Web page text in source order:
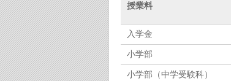
授業料
入学金
小学部
小学部（中学受験科）